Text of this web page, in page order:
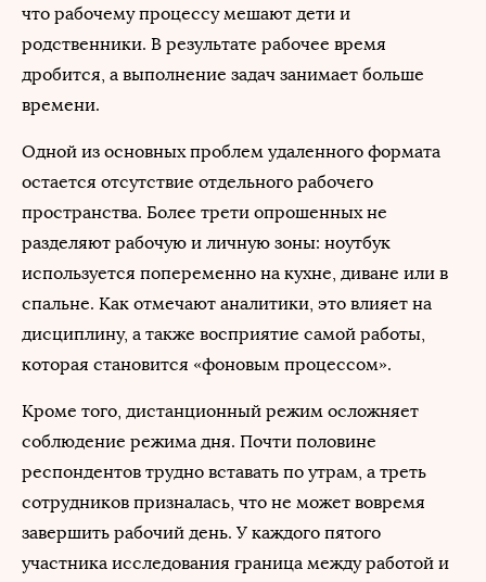
что рабочему процессу мешают дети и
родственники. В результате рабочее время
дробится, а выполнение задач занимает больше
времени.
Одной из основных проблем удаленного формата
остается отсутствие отдельного рабочего
пространства. Более трети опрошенных не
разделяют рабочую и личную зоны: ноутбук
используется попеременно на кухне, диване или в
спальне. Как отмечают аналитики, это влияет на
дисциплину, а также восприятие самой работы,
которая становится «фоновым процессом».
Кроме того, дистанционный режим осложняет
соблюдение режима дня. Почти половине
респондентов трудно вставать по утрам, а треть
сотрудников призналась, что не может вовремя
завершить рабочий день. У каждого пятого
участника исследования граница между работой и